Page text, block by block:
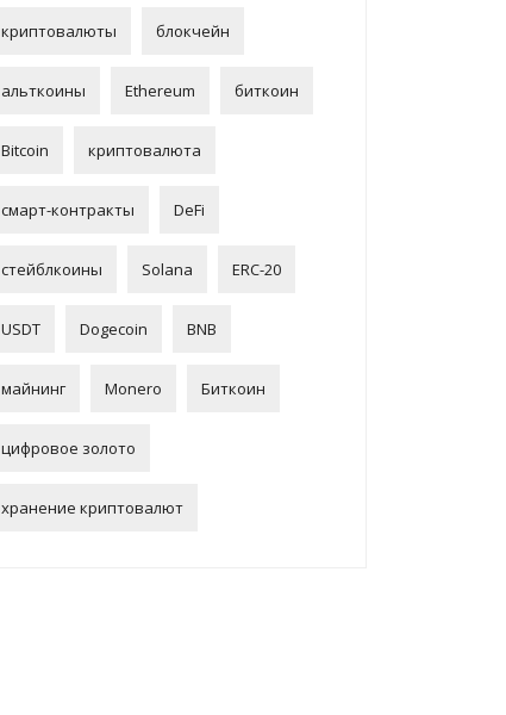
криптовалюты блокчейн
альткоины Ethereum биткоин
Bitcoin криптовалюта
смарт-контракты DeFi
стейблкоины Solana ERC-20
USDT Dogecoin BNB
майнинг Monero Биткоин
цифровое золото
хранение криптовалют